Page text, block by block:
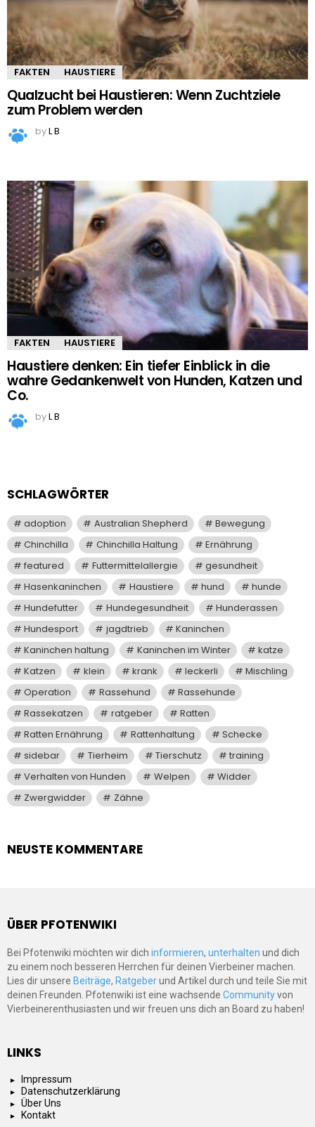
FAKTEN HAUSTIERE
Qualzucht bei Haustieren: Wenn Zuchtziele
zum Problem werden
byL B
FAKTEN HAUSTIERE
Haustiere denken: Ein tiefer Einblick in die
wahre Gedankenwelt von Hunden, Katzen und
Co.
byL B
SCHLAGWÖRTER
adoption Australian Shepherd
Bewegung
Chinchilla
Chinchilla Haltung
Ernährung
featured
Futtermittelallergie
gesundheit
Hasenkaninchen
Haustiere hund
hunde
Hundefutter
Hundegesundheit
Hunderassen
Hundesport
jagdtrieb
Kaninchen
Kaninchen haltung
Kaninchen im Winter
katze
Katzen
klein krank leckerli
Mischling
Operation
Rassehund
Rassehunde
Rassekatzen
ratgeber
Ratten
Ratten Ernährung
Rattenhaltung
Schecke
sidebar
Tierheim Tierschutz
training
Verhalten von Hunden
Welpen
Widder
Zwergwidder
Zähne
NEUSTE KOMMENTARE
ÜBER PFOTENWIKI
Bei Pfotenwiki möchten wir dich informieren, unterhalten und dich
zu einem noch besseren Herrchen für deinen Vierbeiner machen.
Lies dir unsere Beiträge, Ratgeberund Artikel durch und teile Sie mit
deinen Freunden. Pfotenwiki ist eine wachsende Communityvon
Vierbeinerenthusiasten und wir freuen uns dich an Board zu haben!
LINKS
Impressum
Datenschutzerklärung
Über Uns
Kontakt